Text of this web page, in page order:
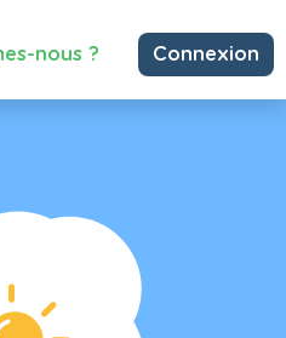
nous ? Connexion